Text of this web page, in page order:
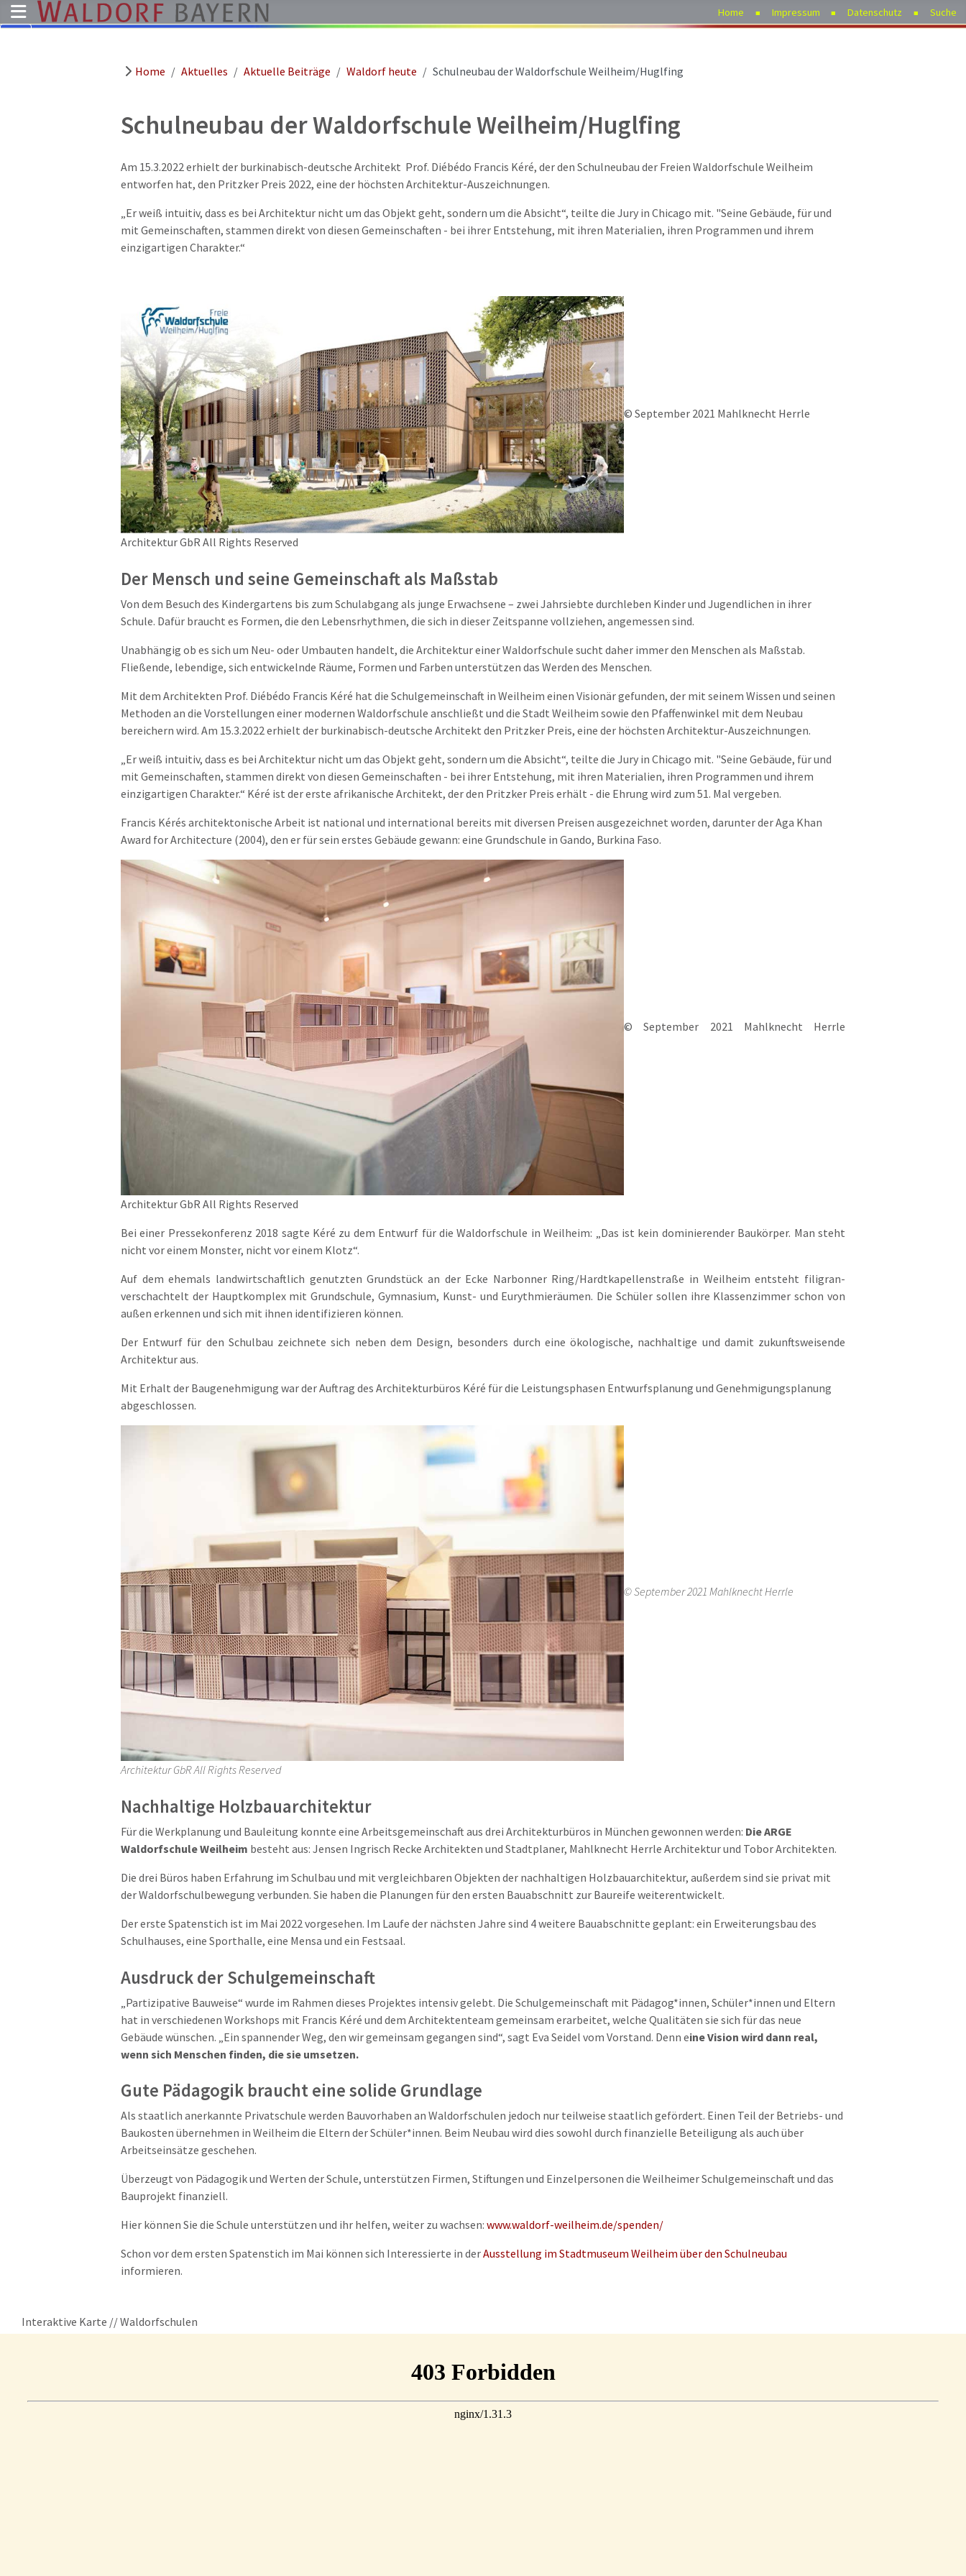
Home Impressum Datenschutz Suche
Home Aktuelles Aktuelle Beiträge Waldorf heute Schulneubau der Waldorfschule Weilheim/Huglfing
Schulneubau der Waldorfschule Weilheim/Huglfing
Am 15.3.2022 erhielt der burkinabisch-deutsche Architekt Prof. Diébédo Francis Kéré, der den Schulneubau der Freien Waldorfschule Weilheim
entworfen hat, den Pritzker Preis 2022, eine der höchsten Architektur-Auszeichnungen.
„Er weiß intuitiv, dass es bei Architektur nicht um das Objekt geht, sondern um die Absicht“, teilte die Jury in Chicago mit. "Seine Gebäude, für und
mit Gemeinschaften, stammen direkt von diesen Gemeinschaften - bei ihrer Entstehung, mit ihren Materialien, ihren Programmen und ihrem
einzigartigen Charakter.“
© September 2021 Mahlknecht Herrle
Architektur GbR All Rights Reserved
Der Mensch und seine Gemeinschaft als Maßstab
Von dem Besuch des Kindergartens bis zum Schulabgang als junge Erwachsene – zwei Jahrsiebte durchleben Kinder und Jugendlichen in ihrer
Schule. Dafür braucht es Formen, die den Lebensrhythmen, die sich in dieser Zeitspanne vollziehen, angemessen sind.
Unabhängig ob es sich um Neu- oder Umbauten handelt, die Architektur einer Waldorfschule sucht daher immer den Menschen als Maßstab.
Fließende, lebendige, sich entwickelnde Räume, Formen und Farben unterstützen das Werden des Menschen.
Mit dem Architekten Prof. Diébédo Francis Kéré hat die Schulgemeinschaft in Weilheim einen Visionär gefunden, der mit seinem Wissen und seinen
Methoden an die Vorstellungen einer modernen Waldorfschule anschließt und die Stadt Weilheim sowie den Pfaffenwinkel mit dem Neubau
bereichern wird. Am 15.3.2022 erhielt der burkinabisch-deutsche Architekt den Pritzker Preis, eine der höchsten Architektur-Auszeichnungen.
„Er weiß intuitiv, dass es bei Architektur nicht um das Objekt geht, sondern um die Absicht“, teilte die Jury in Chicago mit. "Seine Gebäude, für und
mit Gemeinschaften, stammen direkt von diesen Gemeinschaften - bei ihrer Entstehung, mit ihren Materialien, ihren Programmen und ihrem
einzigartigen Charakter.“ Kéré ist der erste afrikanische Architekt, der den Pritzker Preis erhält - die Ehrung wird zum 51. Mal vergeben.
Francis Kérés architektonische Arbeit ist national und international bereits mit diversen Preisen ausgezeichnet worden, darunter der Aga Khan
Award for Architecture (2004), den er für sein erstes Gebäude gewann: eine Grundschule in Gando, Burkina Faso.
© September 2021 Mahlknecht Herrle
Architektur GbR All Rights Reserved
Bei einer Pressekonferenz 2018 sagte Kéré zu dem Entwurf für die Waldorfschule in Weilheim: „Das ist kein dominierender Baukörper. Man steht
nicht vor einem Monster, nicht vor einem Klotz“.
Auf dem ehemals landwirtschaftlich genutzten Grundstück an der Ecke Narbonner Ring/Hardtkapellenstraße in Weilheim entsteht filigran-
verschachtelt der Hauptkomplex mit Grundschule, Gymnasium, Kunst- und Eurythmieräumen. Die Schüler sollen ihre Klassenzimmer schon von
außen erkennen und sich mit ihnen identifizieren können.
Der Entwurf für den Schulbau zeichnete sich neben dem Design, besonders durch eine ökologische, nachhaltige und damit zukunftsweisende
Architektur aus.
Mit Erhalt der Baugenehmigung war der Auftrag des Architekturbüros Kéré für die Leistungsphasen Entwurfsplanung und Genehmigungsplanung
abgeschlossen.
© September 2021 Mahlknecht Herrle
Architektur GbR All Rights Reserved
Nachhaltige Holzbauarchitektur
Für die Werkplanung und Bauleitung konnte eine Arbeitsgemeinschaft aus drei Architekturbüros in München gewonnen werden: Die ARGE
Waldorfschule Weilheim besteht aus: Jensen Ingrisch Recke Architekten und Stadtplaner, Mahlknecht Herrle Architektur und ToborArchitekten.
Die drei Büros haben Erfahrung im Schulbau und mit vergleichbaren Objekten der nachhaltigen Holzbauarchitektur, außerdem sind sie privat mit
der Waldorfschulbewegung verbunden. Sie haben die Planungen für den ersten Bauabschnitt zur Baureife weiterentwickelt.
Der erste Spatenstich ist im Mai 2022 vorgesehen. Im Laufe der nächsten Jahre sind 4 weitere Bauabschnitte geplant: ein Erweiterungsbau des
Schulhauses, eine Sporthalle, eine Mensa und ein Festsaal.
Ausdruck der Schulgemeinschaft
Partizipative Bauweise“ wurde im Rahmen dieses Projektes intensiv gelebt. Die Schulgemeinschaft mit Pädagog*innen, Schüler*innen und Eltern
hat in verschiedenen Workshops mit Francis Kéré und dem Architektenteam gemeinsam erarbeitet, welche Qualitäten sie sich für das neue
Gebäude wünschen. „Ein spannender Weg, den wir gemeinsam gegangen sind“, sagt Eva Seidel vom Vorstand. Denn eine Vision wird dann real,
wenn sich Menschen finden, die sie umsetzen.
Gute Pädagogik braucht eine solide Grundlage
Als staatlich anerkannte Privatschule werden Bauvorhaben an Waldorfschulen jedoch nur teilweise staatlich gefördert. Einen Teil der Betriebs- und
Baukosten übernehmen in Weilheim die Eltern der Schüler*innen. Beim Neubau wird dies sowohl durch finanzielle Beteiligung als auch über
Arbeitseinsätze geschehen.
Überzeugt von Pädagogik und Werten der Schule, unterstützen Firmen, Stiftungen und Einzelpersonen die Weilheimer Schulgemeinschaft und das
Bauprojekt finanziell.
Hier können Sie die Schule unterstützen und ihr helfen, weiter zu wachsen: www.waldorf-weilheim.de/spenden/
Schon vor dem ersten Spatenstich im Mai können sich Interessierte in derAusstellung im Stadtmuseum Weilheim über den Schulneubau
informieren.
Interaktive Karte // Waldorfschulen